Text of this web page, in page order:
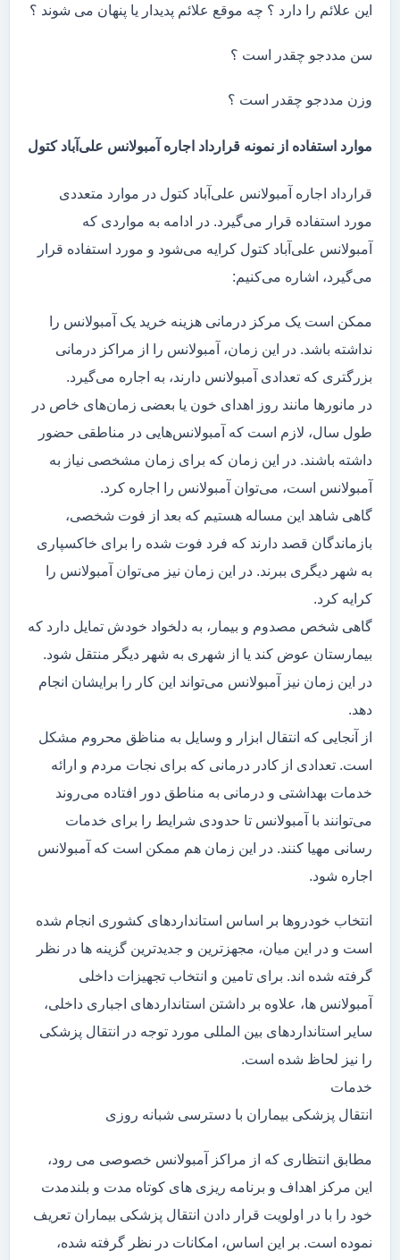
این علائم را دارد ؟ چه موقع علائم پدیدار یا پنهان می شوند ؟
سن مددجو چقدر است ؟
وزن مددجو چقدر است ؟
موارد استفاده از نمونه قرارداد اجاره آمبولانس علی‌آباد کتول
قرارداد اجاره آمبولانس علی‌آباد کتول در موارد متعددی
مورد استفاده قرار می‌گیرد. در ادامه به مواردی که
آمبولانس علی‌آباد کتول کرایه می‌شود و مورد استفاده قرار
می‌گیرد، اشاره می‌کنیم:
ممکن است یک مرکز درمانی هزینه خرید یک آمبولانس را
نداشته باشد. در این زمان، آمبولانس را از مراکز درمانی
بزرگتری که تعدادی آمبولانس دارند، به اجاره می‌گیرد.
در مانور‌ها مانند روز اهدای خون یا بعضی زمان‌های خاص در
طول سال، لازم است که آمبولانس‌هایی در مناطقی حضور
داشته باشند. در این زمان که برای زمان مشخصی نیاز به
آمبولانس است، می‌توان آمبولانس را اجاره کرد.
گاهی شاهد این مساله هستیم که بعد از فوت شخصی،
بازماندگان قصد دارند که فرد فوت شده را برای خاکسپاری
به شهر دیگری ببرند. در این زمان نیز می‌توان آمبولانس را
کرایه کرد.
گاهی شخص مصدوم و بیمار، به دلخواد خودش تمایل دارد که
بیمارستان عوض کند یا از شهری به شهر دیگر منتقل شود.
در این زمان نیز آمبولانس می‌تواند این کار را برایشان انجام
دهد.
از آنجایی که انتقال ابزار و وسایل به مناظق محروم مشکل
است. تعدادی از کادر درمانی که برای نجات مردم و ارائه
خدمات بهداشتی و درمانی به مناطق دور افتاده می‌روند
می‌توانند با آمبولانس تا حدودی شرایط را برای خدمات
رسانی مهیا کنند. در این زمان هم ممکن است که آمبولانس
اجاره شود.
انتخاب خودروها بر اساس استانداردهای کشوری انجام شده
است و در این میان، مجهزترین و جدیدترین گزینه ها در نظر
گرفته شده اند. برای تامین و انتخاب تجهیزات داخلی
آمبولانس ها، علاوه بر داشتن استانداردهای اجباری داخلی،
سایر استانداردهای بین المللی مورد توجه در انتقال پزشکی
را نیز لحاظ شده است.
خدمات
انتقال پزشکی بیماران با دسترسی شبانه روزی
مطابق انتظاری که از مراکز آمبولانس خصوصی می رود،
این مرکز اهداف و برنامه ریزی های کوتاه مدت و بلندمدت
خود را با در اولویت قرار دادن انتقال پزشکی بیماران تعریف
نموده است. بر این اساس، امکانات در نظر گرفته شده،